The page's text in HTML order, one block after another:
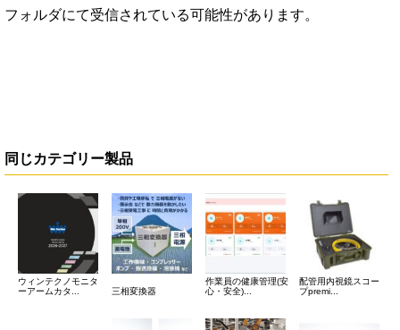
フォルダにて受信されている可能性があります。
同じカテゴリー製品
ウィンテクノモニタ
ーアームカタ...
三相変換器
作業員の健康管理(安
心・安全)...
配管用内視鏡スコー
プpremi...